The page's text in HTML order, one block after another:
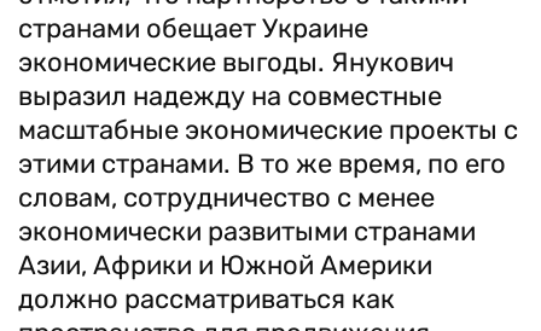
странами обещает Украине
экономические выгоды. Янукович
выразил надежду на совместные
масштабные экономические проекты с
этими странами. В то же время, по его
словам, сотрудничество с менее
экономически развитыми странами
Азии, Африки и Южной Америки
должно рассматриваться как